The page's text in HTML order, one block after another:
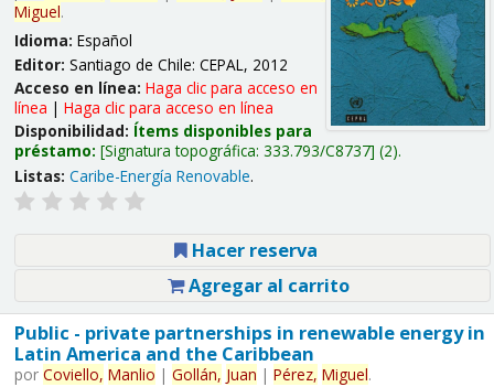
Miguel.
Idioma: Español
Editor: Santiago de Chile: CEPAL, 2012
Acceso en línea: Haga clic para acceso en
línea | Haga clic para acceso en línea
Disponibilidad: Ítems disponibles para
préstamo: Signatura topográfica: 333.793/C8737 (2).
Listas: Caribe-Energía Renovable.
Hacer reserva
Agregar al carrito
Public - private partnerships in renewable energy in
Latin America and the Caribbean
por Coviello, Manlio | Gollán, Juan | Pérez, Miguel.